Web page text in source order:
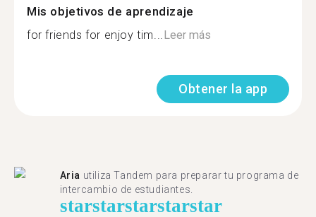
Mis objetivos de aprendizaje
for friends for enjoy tim...Leer más
Obtener la app
Aria utiliza Tandem para preparar tu programa de
intercambio de estudiantes.
starstarstarstarstar